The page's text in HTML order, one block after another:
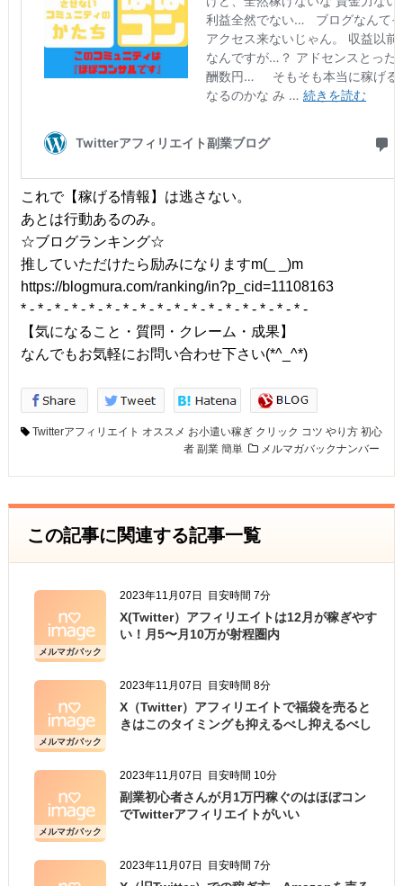
これで【稼げる情報】は逃さない。
あとは行動あるのみ。
☆ブログランキング☆
推していただけたら励みになりますm(_ _)m
https://blogmura.com/ranking/in?p_cid=11108163
* - * - * - * - * - * - * - * - * - * - * - * - * - * - * - * - * -
【気になること・質問・クレーム・成果】
なんでもお気軽にお問い合わせ下さい(*^_^*)
Twitterアフィリエイト オススメ お小遣い稼ぎ クリック コツ やり方 初心
者 副業 簡単 メルマガバックナンバー
この記事に関連する記事一覧
メルマガバック
ナンバー
2023年11月07日 目安時間 7分
X(Twitter）アフィリエイトは12月が稼ぎやす
い！月5〜月10万が射程圏内
メルマガバック
ナンバー
2023年11月07日 目安時間 8分
X（Twitter）アフィリエイトで福袋を売ると
きはこのタイミングも抑えるべし抑えるべし
メルマガバック
ナンバー
2023年11月07日 目安時間 10分
副業初心者さんが月1万円稼ぐのはほぼコン
でTwitterアフィリエイトがいい
2023年11月07日 目安時間 7分